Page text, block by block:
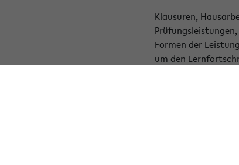
Klausuren,
Formen der
um den